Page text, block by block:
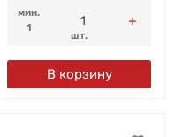
мин.
1
шт.
В корзину